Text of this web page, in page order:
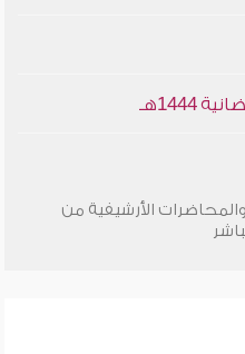
الأرشيفية من